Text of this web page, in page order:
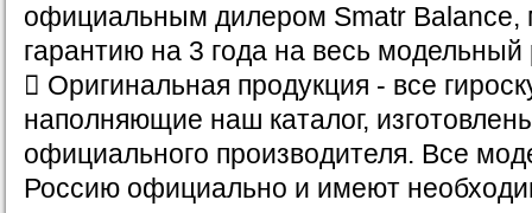
официальным дилером Smatr Balance,
гарантию на 3 года на весь модельный
 Оригинальная продукция - все
наполняющие наш каталог,
официального производителя. Все
Россию официально и имеют